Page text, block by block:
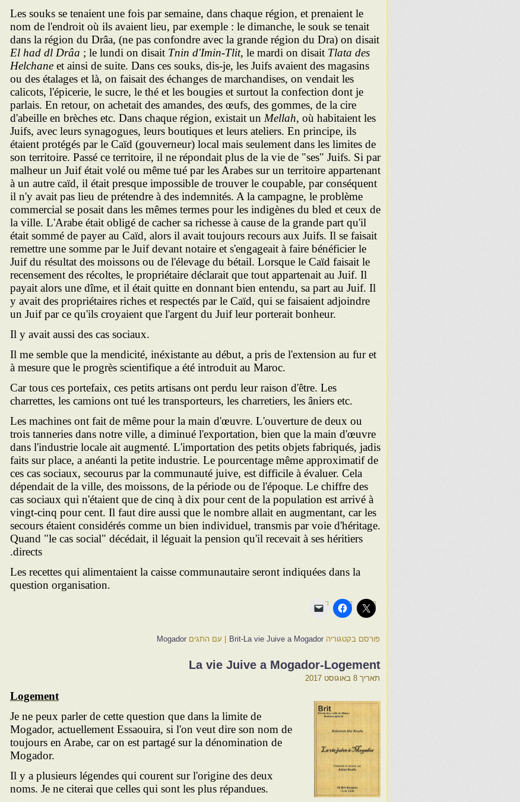
Les souks se tenaient une fois par semaine, dans chaque région, et prenaient le
nom de l'endroit où ils avaient lieu, par exemple : le dimanche, le souk se tenait
dans la région du Drâa, (ne pas confondre avec la grande région du Dra) on disait
El had dl Drâa ; le lundi on disait Tnin d'Imin-Tlit, le mardi on disait Tlata des
Helchane et ainsi de suite. Dans ces souks, dis-je, les Juifs avaient des magasins
ou des étalages et là, on faisait des échanges de marchandises, on vendait les
calicots, l'épicerie, le sucre, le thé et les bougies et surtout la confection dont je
parlais. En retour, on achetait des amandes, des œufs, des gommes, de la cire
d'abeille en brèches etc. Dans chaque région, existait un Mellah, où habitaient les
Juifs, avec leurs synagogues, leurs boutiques et leurs ateliers. En principe, ils
étaient protégés par le Caïd (gouverneur) local mais seulement dans les limites de
son territoire. Passé ce territoire, il ne répondait plus de la vie de "ses" Juifs. Si par
malheur un Juif était volé ou même tué par les Arabes sur un territoire appartenant
à un autre caïd, il était presque impossible de trouver le coupable, par conséquent
il n'y avait pas lieu de prétendre à des indemnités. A la campagne, le problème
commercial se posait dans les mêmes termes pour les indigènes du bled et ceux de
la ville. L'Arabe était obligé de cacher sa richesse à cause de la grande part qu'il
était sommé de payer au Caïd, alors il avait toujours recours aux Juifs. Il se faisait
remettre une somme par le Juif devant notaire et s'engageait à faire bénéficier le
Juif du résultat des moissons ou de l'élevage du bétail. Lorsque le Caïd faisait le
recensement des récoltes, le propriétaire déclarait que tout appartenait au Juif. Il
payait alors une dîme, et il était quitte en donnant bien entendu, sa part au Juif. Il
y avait des propriétaires riches et respectés par le Caïd, qui se faisaient adjoindre
un Juif par ce qu'ils croyaient que l'argent du Juif leur porterait bonheur.
Il y avait aussi des cas sociaux.
Il me semble que la mendicité, inéxistante au début, a pris de l'extension au fur et
à mesure que le progrès scientifique a été introduit au Maroc.
Car tous ces portefaix, ces petits artisans ont perdu leur raison d'être. Les
charrettes, les camions ont tué les transporteurs, les charretiers, les âniers etc.
Les machines ont fait de même pour la main d'œuvre. L'ouverture de deux ou
trois tanneries dans notre ville, a diminué l'exportation, bien que la main d'œuvre
dans l'industrie locale ait augmenté. L'importation des petits objets fabriqués, jadis
faits sur place, a anéanti la petite industrie. Le pourcentage même approximatif de
ces cas sociaux, secourus par la communauté juive, est difficile à évaluer. Cela
dépendait de la ville, des moissons, de la période ou de l'époque. Le chiffre des
cas sociaux qui n'étaient que de cinq à dix pour cent de la population est arrivé à
vingt-cinq pour cent. Il faut dire aussi que le nombre allait en augmentant, car les
secours étaient considérés comme un bien individuel, transmis par voie d'héritage.
Quand "le cas social" décédait, il léguait la pension qu'il recevait à ses héritiers
directs.
Les recettes qui alimentaient la caisse communautaire seront indiquées dans la
question organisation.
פורסם בקטגוריה Brit-La vie Juive a Mogador עם התגים Mogador
La vie Juive a Mogador-Logement
תאריך 8 באוגוסט 2017
Logement
Je ne peux parler de cette question que dans la limite de
Mogador, actuellement Essaouira, si l'on veut dire son nom de
toujours en Arabe, car on est partagé sur la dénomination de
Mogador.
Il y a plusieurs légendes qui courent sur l'origine des deux
noms. Je ne citerai que celles qui sont les plus répandues.